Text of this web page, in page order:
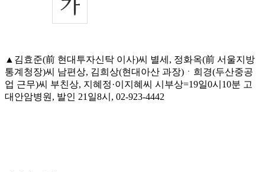
▲김효준(前 현대투자신탁 이사)씨 별세, 정화옥(前 서울지방
통계청장)씨 남편상, 김희상(현대아산 과장)ㆍ희경(두산중공
업 근무)씨 부친상, 지혜정·이지혜씨 시부상=19일0시10분 고
대안암병원, 발인 21일8시, 02-923-4442